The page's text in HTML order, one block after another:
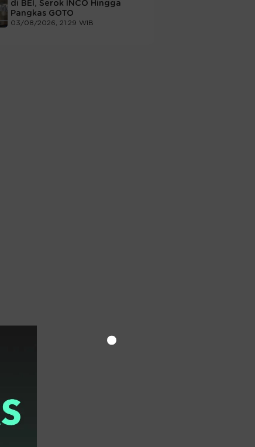
di BEI, Serok INCO Hingga
Pangkas GOTO
03/08/2026, 21:29 WIB